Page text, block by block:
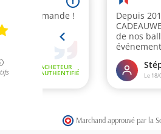
Marchand approuvé par la